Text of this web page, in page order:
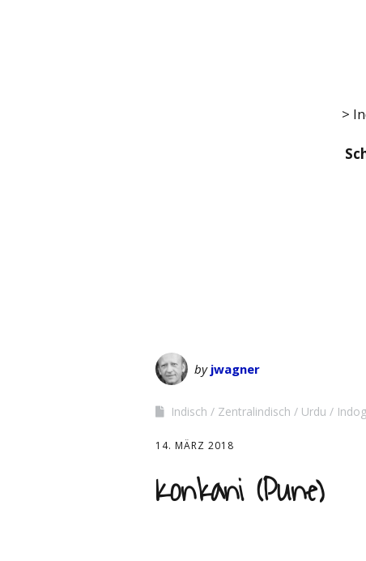
>
by jwagner
Indisch Zentralindisch Urdu
14. MÄRZ 2018
Konkani (Pune)